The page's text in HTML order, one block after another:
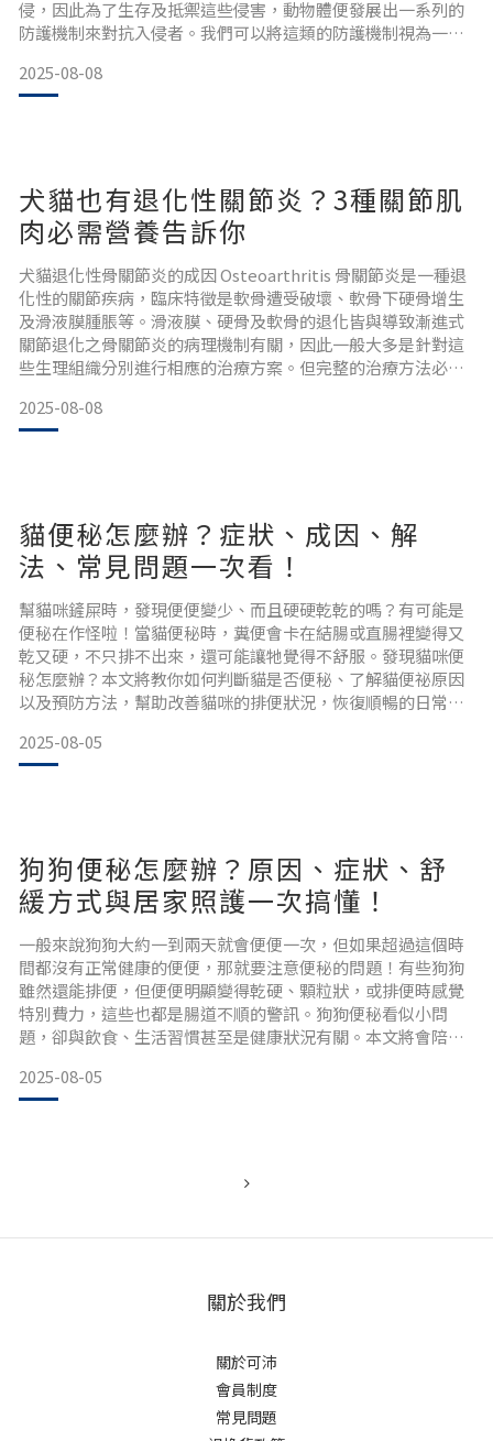
侵，因此為了生存及抵禦這些侵害，動物體便發展出一系列的
防護機制來對抗入侵者。我們可以將這類的防護機制視為一種
Immunity」一詞，最早見於中國明代醫書《免疫類方》，指
的是「免除疫癘」，也就是防治傳染病的意思，而現代科學的
2025-08-08
犬貓也有退化性關節炎？3種關節肌
肉必需營養告訴你
犬貓退化性骨關節炎的成因 Osteoarthritis 骨關節炎是一種退
化性的關節疾病，臨床特徵是軟骨遭受破壞、軟骨下硬骨增生
及滑液膜腫脹等。滑液膜、硬骨及軟骨的退化皆與導致漸進式
關節退化之骨關節炎的病理機制有關，因此一般大多是針對這
些生理組織分別進行相應的治療方案。但完整的治療方法必須
液膜腫脹是由於軟骨分解造成的生物壓力所引發的二級發炎症
狀，由滑膜細胞（Synovial cell）分泌的酵素會降解軟骨的基
2025-08-08
貓便秘怎麼辦？症狀、成因、解
法、常見問題一次看！
幫貓咪鏟屎時，發現便便變少、而且硬硬乾乾的嗎？有可能是
便秘在作怪啦！當貓便秘時，糞便會卡在結腸或直腸裡變得又
乾又硬，不只排不出來，還可能讓牠覺得不舒服。發現貓咪便
秘怎麼辦？本文將教你如何判斷貓是否便秘、了解貓便祕原因
以及預防方法，幫助改善貓咪的排便狀況，恢復順暢的日常生
只是「沒大便」那麼簡單，從排便時的掙扎、哀叫，到糞便乾
硬、肚子鼓脹，都可能是身體發出的求救訊號。以下整理出7個
2025-08-05
狗狗便秘怎麼辦？原因、症狀、舒
緩方式與居家照護一次搞懂！
一般來說狗狗大約一到兩天就會便便一次，但如果超過這個時
間都沒有正常健康的便便，那就要注意便秘的問題！有些狗狗
雖然還能排便，但便便明顯變得乾硬、顆粒狀，或排便時感覺
特別費力，這些也都是腸道不順的警訊。狗狗便秘看似小問
題，卻與飲食、生活習慣甚至是健康狀況有關。本文將會陪你
毛孩每天輕鬆上廁所、爸媽更安心！ 狗狗為什麼會便秘？5大
原因先了解！狗狗的消化系統很敏感，便秘不單只是「沒大
2025-08-05
關於我們
關於可沛
會員制度
常見問題